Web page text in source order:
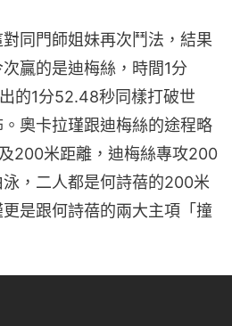
同門師姐妹再次鬥法，結果
贏的是迪梅絲，時間1分
的1分52.48秒同樣打破世
奧卡拉瑾跟迪梅絲的途程略
200米距離，迪梅絲專攻200
，二人都是何詩蓓的200米
是跟何詩蓓的兩大主項「撞